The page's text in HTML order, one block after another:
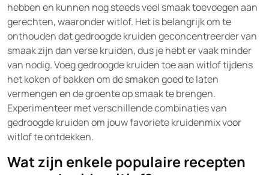
hebben en kunnen nog steeds veel smaak toevoegen aan
gerechten, waaronder witlof. Het is belangrijk om te
onthouden dat gedroogde kruiden geconcentreerder van
smaak zijn dan verse kruiden, dus je hebt er vaak minder
van nodig. Voeg gedroogde kruiden toe aan witlof tijdens
het koken of bakken om de smaken goed te laten
vermengen en de groente op smaak te brengen.
Experimenteer met verschillende combinaties van
gedroogde kruiden om jouw favoriete kruidenmix voor
witlof te ontdekken.
Wat zijn enkele populaire recepten